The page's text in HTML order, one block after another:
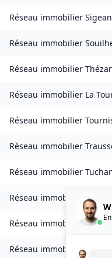
Réseau immobilier Sigean
Réseau immobilier
Réseau immobilier
Réseau immobilier La
Réseau immobilier
Réseau immobilier
Réseau immobilier
Réseau immobilier
Réseau immobilier
Réseau immobilier